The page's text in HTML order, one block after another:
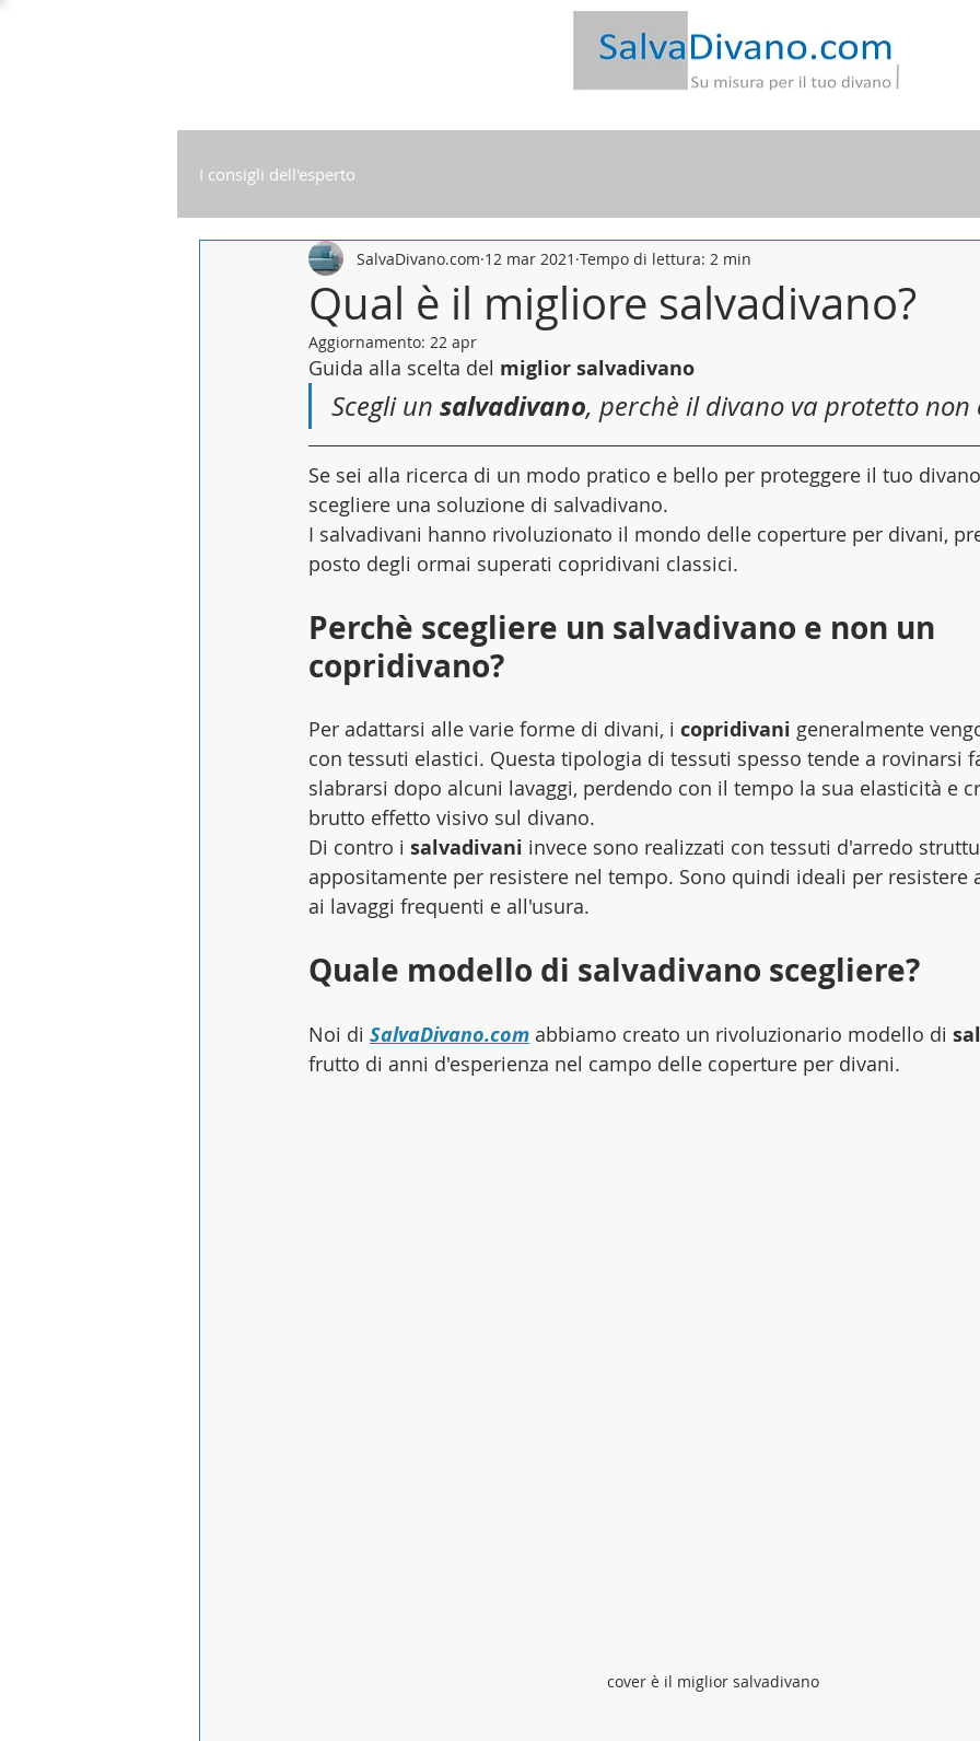
I consigli dell'esperto
Qual è il migliore salvadivano?
SalvaDivano.com 12 mar 2021 Tempo di lettura: 2 min
Aggiornamento: 22 apr
Guida alla scelta del miglior salvadivano
Scegli un salvadivano, perchè il divano va protetto non
Se sei alla ricerca di un modo pratico e bello per proteggere il tuo
scegliere una soluzione di salvadivano.
I salvadivani hanno rivoluzionato il mondo delle coperture per divani,
posto degli ormai superati copridivani classici.
Perchè scegliere un salvadivano e non un
copridivano?
Per adattarsi alle varie forme di divani, i copridivani generalmente
con tessuti elastici. Questa tipologia di tessuti spesso tende a rovinarsi
slabrarsi dopo alcuni lavaggi, perdendo con il tempo la sua elasticità e
brutto effetto visivo sul divano.
Di contro i salvadivani invece sono realizzati con tessuti d'arredo
appositamente per resistere nel tempo. Sono quindi ideali per resistere
ai lavaggi frequenti e all'usura.
Quale modello di salvadivano scegliere?
Noi di SalvaDivano.com abbiamo creato un rivoluzionario modello di
frutto di anni d'esperienza nel campo delle coperture per divani.
cover è il miglior salvadivano